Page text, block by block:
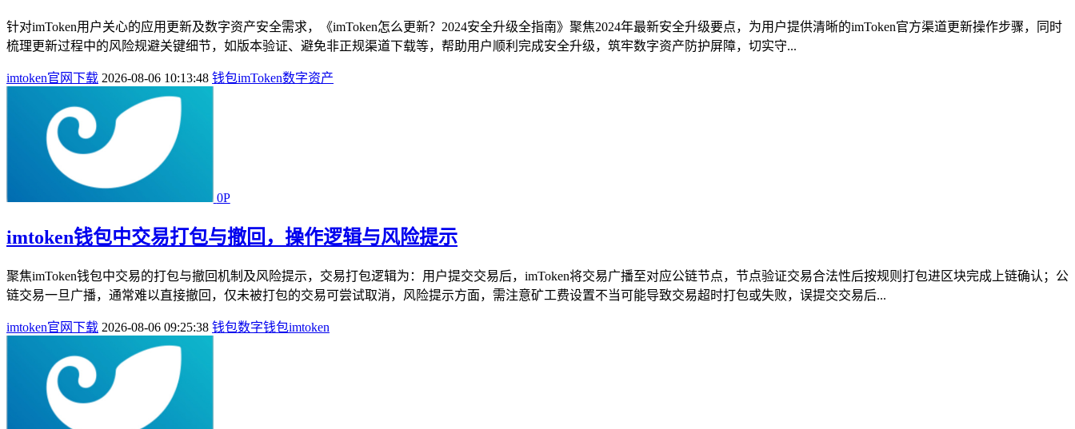
针对imToken用户关心的应用更新及数字资产安全需求，《imToken怎么更新？2024安全升级全指南》聚焦2024年最新安全升级要点，为用户提供清晰的imToken官方渠道更新操作步骤，同时
梳理更新过程中的风险规避关键细节，如版本验证、避免非正规渠道下载等，帮助用户顺利完成安全升级，筑牢数字资产防护屏障，切实守...
imtoken官网下载 2026-08-06 10:13:48 钱包imToken数字资产
0P
imtoken钱包中交易打包与撤回，操作逻辑与风险提示
聚焦imToken钱包中交易的打包与撤回机制及风险提示，交易打包逻辑为：用户提交交易后，imToken将交易广播至对应公链节点，节点验证交易合法性后按规则打包进区块完成上链确认；公
链交易一旦广播，通常难以直接撤回，仅未被打包的交易可尝试取消，风险提示方面，需注意矿工费设置不当可能导致交易超时打包或失败，误提交交易后...
imtoken官网下载 2026-08-06 09:25:38 钱包数字钱包imtoken